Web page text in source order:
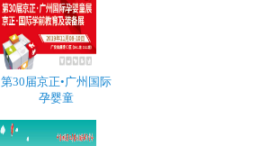
第30届京正•广州国际
孕婴童